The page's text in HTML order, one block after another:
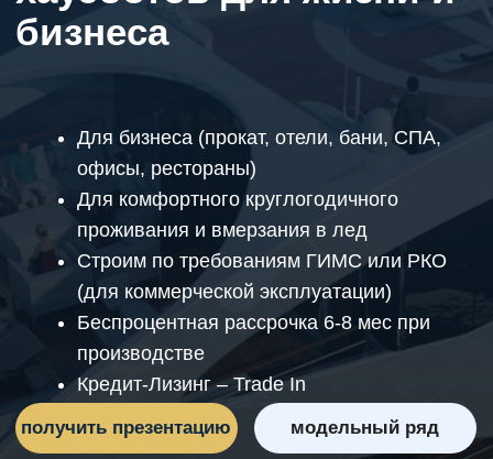
офисы, рестораны)
Для комфортного круглогодичного
Строим по требованиям ГИМС или РКО
производстве
Кредит-Лизинг – Trade In
получить презентацию модельный ряд
Строим по требованиям ГИМС или
РКО (для коммерческой
эксплуатации)
Беспроцентная рассрочка 6-8 мес
при производстве